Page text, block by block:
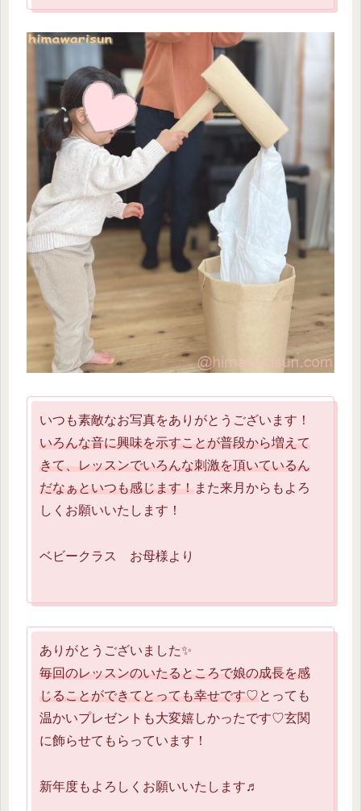
いつも素敵なお写真をありがとうございます！
いろんな音に興味を示すことが普段から増えて
きて、レッスンでいろんな刺激を頂いているん
だなぁといつも感じます！ また来月からもよろ
しくお願いいたします！
ベビークラス お母様より
ありがとうございました✨
毎回のレッスンのいたるところで娘の成長を感
じることができてとっても幸せです♡とっても
温かいプレゼントも大変嬉しかったです♡玄関
に飾らせてもらっています！
新年度もよろしくお願いいたします♬